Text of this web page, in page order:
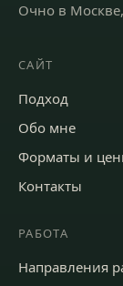
Очно в
САЙТ
Подход
Обо мне
Форматы и
Контакты
РАБОТА
Направления